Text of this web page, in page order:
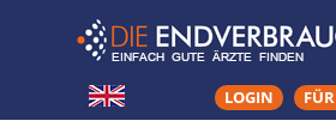
LOGIN